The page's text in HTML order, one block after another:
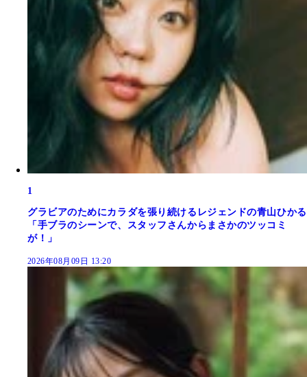
1
グラビアのためにカラダを張り続けるレジェンドの青山ひかる
「手ブラのシーンで、スタッフさんからまさかのツッコミ
が！」
2026年08月09日 13:20